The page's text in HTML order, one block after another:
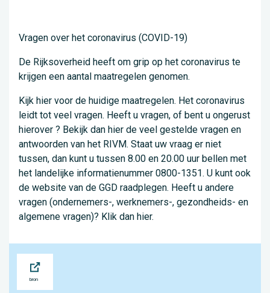
Vragen over het coronavirus (COVID-19)
De Rijksoverheid heeft om grip op het coronavirus te
krijgen een aantal maatregelen genomen.
Kijk hier voor de huidige maatregelen. Het coronavirus
leidt tot veel vragen. Heeft u vragen, of bent u ongerust
hierover ? Bekijk dan hier de veel gestelde vragen en
antwoorden van het RIVM. Staat uw vraag er niet
tussen, dan kunt u tussen 8.00 en 20.00 uur bellen met
het landelijke informatienummer 0800-1351. U kunt ook
de website van de GGD raadplegen. Heeft u andere
vragen (ondernemers-, werknemers-, gezondheids- en
algemene vragen)? Klik dan hier.